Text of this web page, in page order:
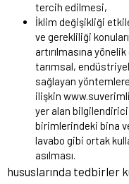
tercih edilmesi,
İklim değişikliği
ve gerekliliği
artırılmasına
tarımsal,
sağlayan yöntemlere
ilişkin
yer alan
birimlerindeki bina
lavabo gibi ortak
asılması.
hususlarında tedbirler